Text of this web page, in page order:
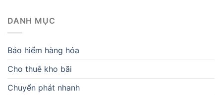
DANH MỤC
Bảo hiểm hàng hóa
Cho thuê kho bãi
Chuyển phát nhanh